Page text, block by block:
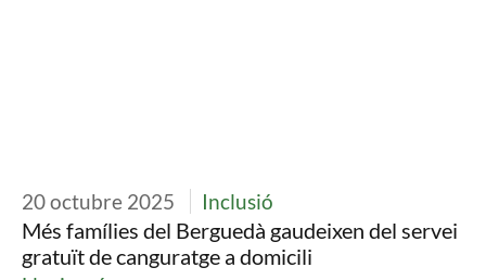
20 octubre 2025 Inclusió
Més famílies del Berguedà gaudeixen del servei
gratuït de canguratge a domicili